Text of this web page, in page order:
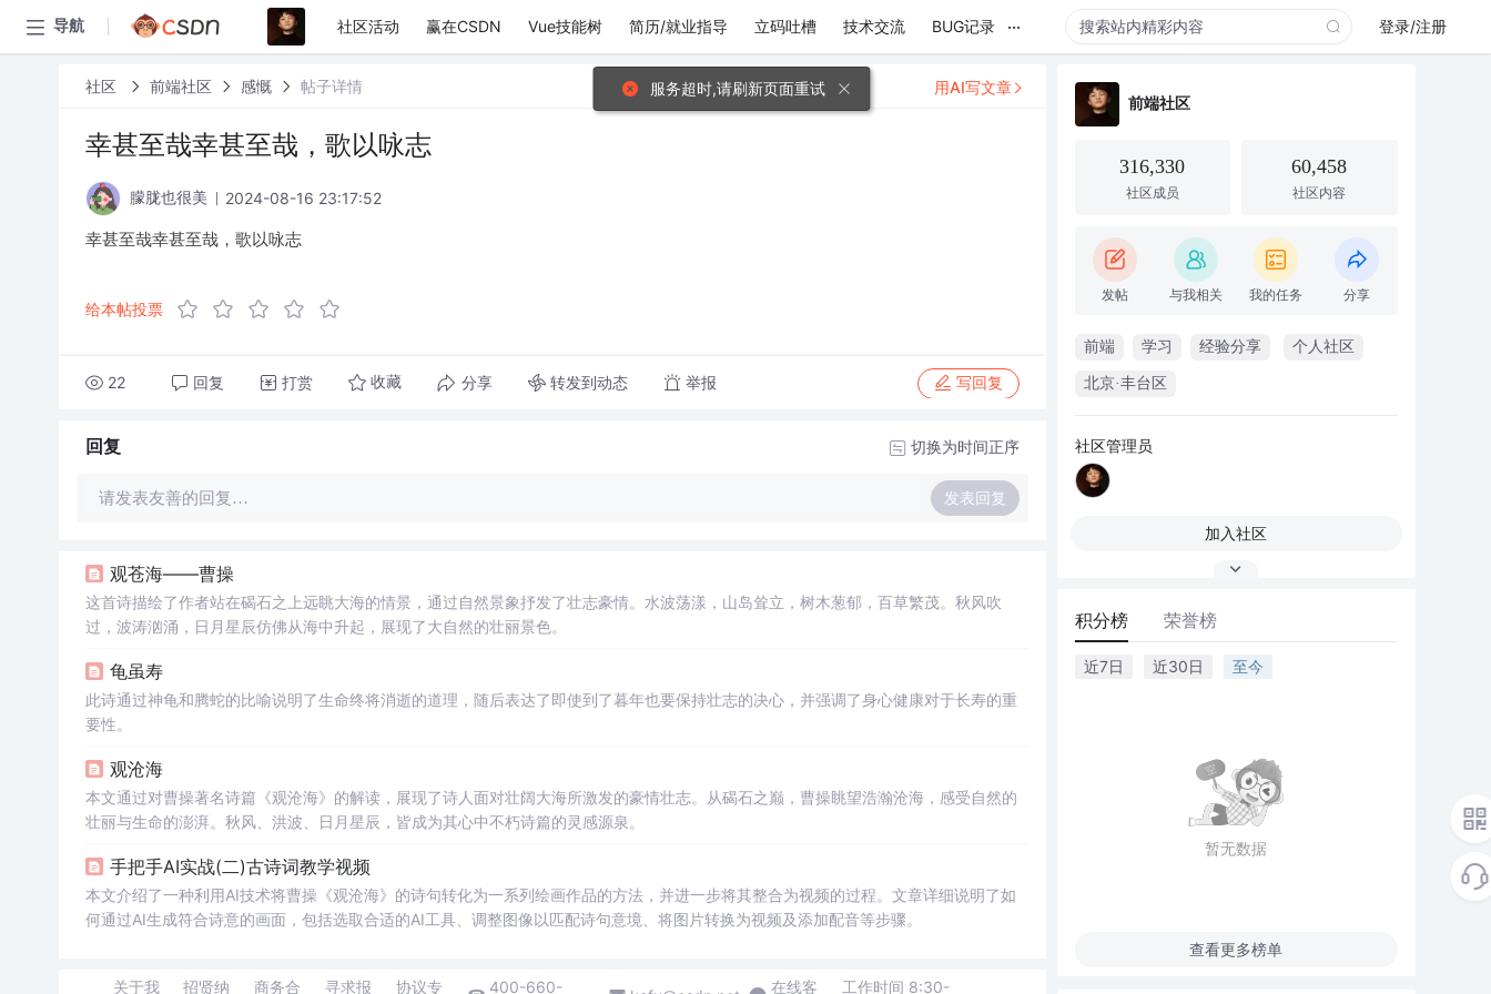
导航 社区活动 赢在CSDN Vue技能树 简历/就业指导 立码吐槽 技术交流 BUG记录 ... 登录/注册
社区 前端社区 感慨 帖子详情
幸甚至哉幸甚至哉，歌以咏志
朦胧也很美 2024-08-16 23:17:52
幸甚至哉幸甚至哉，歌以咏志
给本帖投票
22 回复 打赏 收藏 分享 转发到动态 举报 写回复
用AI写文章
回复 切换为时间正序
请发表友善的回复… 发表回复
观苍海——曹操
这首诗描绘了作者站在碣石之上远眺大海的情景，通过自然景象抒发了壮志豪情。水波荡漾，山岛耸立，树木葱郁，百草繁茂。秋风吹
过，波涛汹涌，日月星辰仿佛从海中升起，展现了大自然的壮丽景色。
龟虽寿
此诗通过神龟和腾蛇的比喻说明了生命终将消逝的道理，随后表达了即使到了暮年也要保持壮志的决心，并强调了身心健康对于长寿的重
要性。
观沧海
本文通过对曹操著名诗篇《观沧海》的解读，展现了诗人面对壮阔大海所激发的豪情壮志。从碣石之巅，曹操眺望浩瀚沧海，感受自然的
壮丽与生命的澎湃。秋风、洪波、日月星辰，皆成为其心中不朽诗篇的灵感源泉。
手把手AI实战(二)古诗词教学视频
本文介绍了一种利用AI技术将曹操《观沧海》的诗句转化为一系列绘画作品的方法，并进一步将其整合为视频的过程。文章详细说明了如
何通过AI生成符合诗意的画面，包括选取合适的AI工具、调整图像以匹配诗句意境、将图片转换为视频及添加配音等步骤。
关于我 招贤纳 商务合 寻求报 协议专 400-660- 在线客 工作时间 8:30-
前端社区
316,330
社区成员
60,458
社区内容
发帖 与我相关 我的任务 分享
前端 学习 经验分享 个人社区
北京·丰台区
社区管理员
加入社区
积分榜 荣誉榜
近7日 近30日 至今
暂无数据
查看更多榜单
服务超时,请刷新页面重试